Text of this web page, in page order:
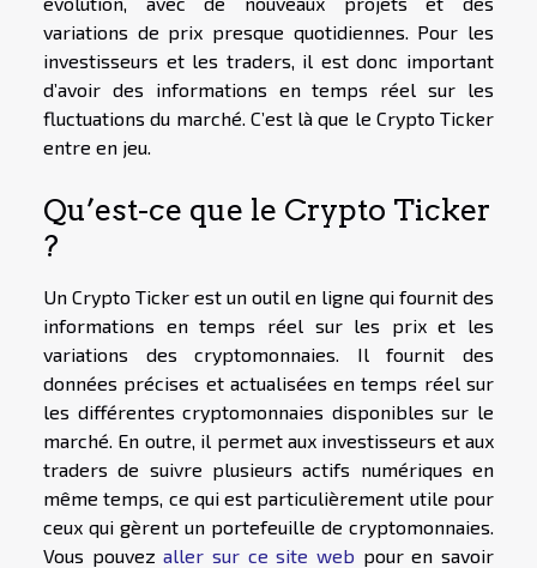
variations de prix presque quotidiennes. Pour les
investisseurs et les traders, il est donc important
d’avoir des informations en temps réel sur les
fluctuations du marché. C’est là que le Crypto Ticker
entre en jeu.
Qu’est-ce que le Crypto Ticker
?
Un Crypto Ticker est un outil en ligne qui fournit des
informations en temps réel sur les prix et les
variations des cryptomonnaies. Il fournit des
données précises et actualisées en temps réel sur
les différentes cryptomonnaies disponibles sur le
marché. En outre, il permet aux investisseurs et aux
traders de suivre plusieurs actifs numériques en
même temps, ce qui est particulièrement utile pour
ceux qui gèrent un portefeuille de cryptomonnaies.
Vous pouvezaller sur ce site web pour en savoir